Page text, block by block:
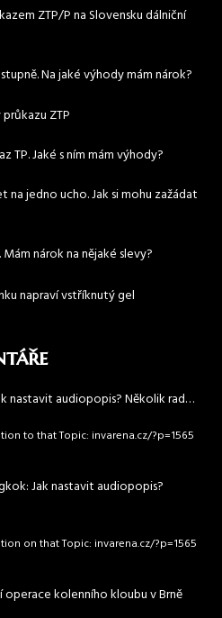
ZTP/P na Slovensku dálniční
Na jaké výhody mám nárok?
ZTP
TP. Jaké s ním mám výhody?
na jedno ucho. Jak si mohu zažádat
Mám nárok na nějaké slevy?
napraví vstříknutý gel
nastavit audiopopis? Několik rad…
to that Topic: invarena.cz/?p=1565
:Jak nastavit audiopopis?
on that Topic: invarena.cz/?p=1565
operace kolenního kloubu v Brně